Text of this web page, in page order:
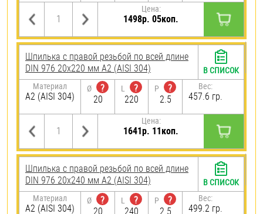
Цена:
1498р. 05коп.
Шпилька с правой резьбой по всей длине
DIN 976 20х220 мм А2 (AISI 304)
Материал
А2 (AISI 304)
Ø
?
20
L
?
220
P
?
2.5
Вес:
457.6 гр.
Цена:
1641р. 11коп.
В СПИСОК
Шпилька с правой резьбой по всей длине
DIN 976 20х240 мм А2 (AISI 304)
Материал
А2 (AISI 304)
Ø
?
20
L
?
240
P
?
2.5
Вес:
499.2 гр.
В СПИСОК